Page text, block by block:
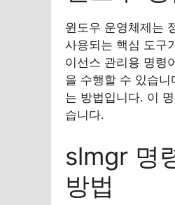
윈도우 운영체제는
사용되는 핵심 도구
이선스 관리용 명령
을 수행할 수 있습
는 방법입니다. 이
습니다.
slmgr 명
방법